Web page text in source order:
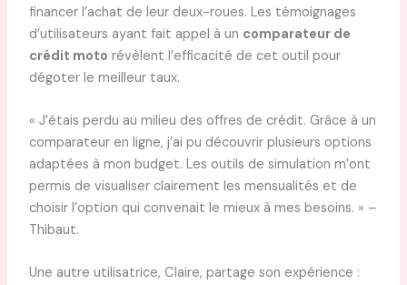
financer l’achat de leur deux-roues. Les témoignages
d’utilisateurs ayant fait appel à un comparateur de
crédit moto révèlent l’efficacité de cet outil pour
dégoter le meilleur taux.
« J’étais perdu au milieu des offres de crédit. Grâce à un
comparateur en ligne, j’ai pu découvrir plusieurs options
adaptées à mon budget. Les outils de simulation m’ont
permis de visualiser clairement les mensualités et de
choisir l’option qui convenait le mieux à mes besoins. » –
Thibaut.
Une autre utilisatrice, Claire, partage son expérience :